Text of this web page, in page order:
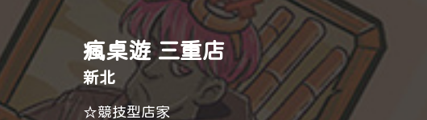
瘋桌遊 三重店
新北
☆競技型店家